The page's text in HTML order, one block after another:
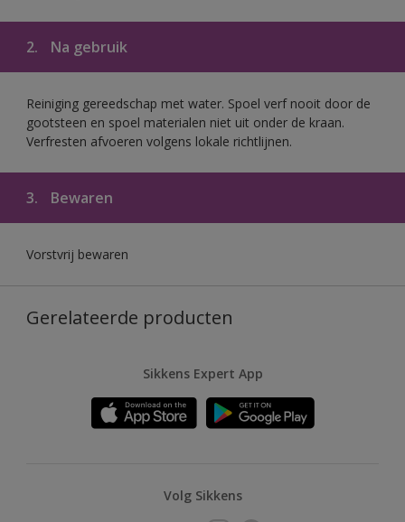
2. Na gebruik
Reiniging gereedschap met water. Spoel verf nooit door de
gootsteen en spoel materialen niet uit onder de kraan.
Verfresten afvoeren volgens lokale richtlijnen.
3. Bewaren
Vorstvrij bewaren
Gerelateerde producten
Sikkens Expert App
Volg Sikkens